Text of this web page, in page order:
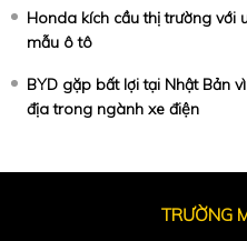
Honda kích cầu thị trường với
mẫu ô tô
BYD gặp bất lợi tại Nhật Bản
địa trong ngành xe điện
TRƯỜNG